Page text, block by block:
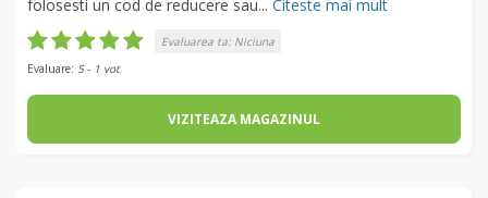
folosesti un cod de reducere sau... Citeste mai mult
Evaluarea ta: Niciuna
Evaluare: 5- 1 vot
VIZITEAZA MAGAZINUL